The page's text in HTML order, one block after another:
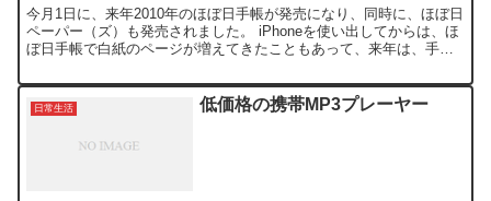
今月1日に、来年2010年のほぼ日手帳が発売になり、同時に、ほぼ日
ペーパー（ズ）も発売されました。 iPhoneを使い出してからは、ほ
ぼ日手帳で白紙のページが増えてきたこともあって、来年は、手帳
日常生活 低価格の携帯MP3プレーヤー